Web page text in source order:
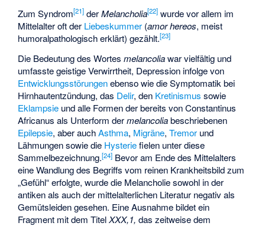
Zum Syndrom[21] derMelancholia[22] wurde vor allem im
Mittelalter oft der Liebeskummer (amor hereos, meist
humoralpathologisch erklärt) gezählt.[23]
Die Bedeutung des Wortesmelancoliawar vielfältig und
umfasste geistige Verwirrtheit, Depression infolge von
Entwicklungsstörungenebenso wie die Symptomatik bei
Hirnhautentzündung, das Delir, den Kretinismus sowie
Eklampsie und alle Formen der bereits von Constantinus
Africanus als Unterform dermelancoliabeschriebenen
Epilepsie, aber auchAsthma, Migräne,Tremor und
Lähmungen sowie die Hysteriefielen unter diese
Sammelbezeichnung.[24] Bevor am Ende des Mittelalters
eine Wandlung des Begriffs vom reinen Krankheitsbild zum
„Gefühl“ erfolgte, wurde die Melancholie sowohl in der
antiken als auch der mittelalterlichen Literatur negativ als
Gemütsleiden gesehen. Eine Ausnahme bildet ein
Fragment mit dem TitelXXX,1, das zeitweise dem